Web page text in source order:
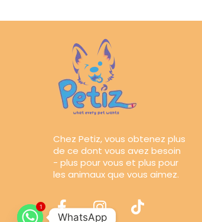
Chez Petiz, vous obtenez plus
de ce dont vous avez besoin
- plus pour vous et plus pour
les animaux que vous aimez.
1
WhatsApp